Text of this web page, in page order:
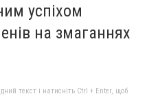
успіхом
на змаганнях
текст і натисніть Ctrl + Enter, щоб